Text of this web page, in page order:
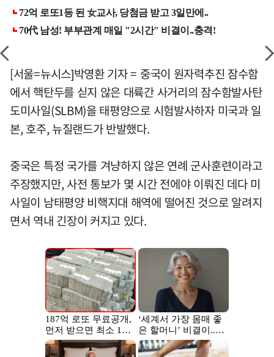
[서울=뉴시스]박영환 기자 = 중국이 원자력추진 잠수함
에서 핵탄두를 싣지 않은 대륙간 사거리의 잠수함발사탄
도미사일(SLBM)을 태평양으로 시험발사하자 미국과 일
본, 호주, 뉴질랜드가 반발했다.
중국은 특정 국가를 겨냥하지 않은 연례 군사훈련이라고
주장했지만, 사전 통보가 몇 시간 전에야 이뤄진 데다 미
사일이 남태평양 비핵지대 해역에 떨어진 것으로 알려지
면서 역내 긴장이 커지고 있다.